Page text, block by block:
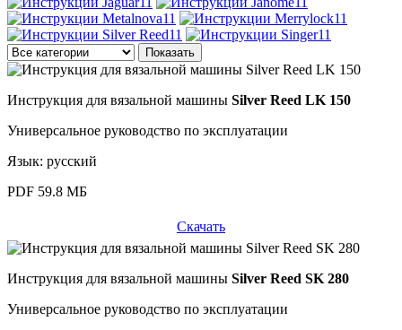
Инструкция для вязальной машины Silver Reed LK 150
Универсальное руководство по эксплуатации
Язык: русский
PDF 59.8 МБ
Скачать
Инструкция для вязальной машины Silver Reed SK 280
Универсальное руководство по эксплуатации